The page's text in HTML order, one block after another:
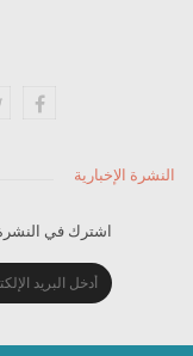
النشرة الإخبارية
اشترك في النشرة